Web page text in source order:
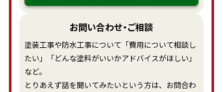
お問い合わせ・ご相談
塗装工事や防水工事について「費用について相談し
たい」「どんな塗料がいいかアドバイスがほしい」
など。
とりあえず話を聞いてみたいという方は、お問合わ